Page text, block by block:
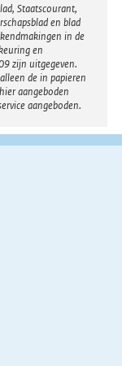
Staatscourant,
en blad
in de
en
zijn uitgegeven.
de in papieren
aangeboden
aangeboden.